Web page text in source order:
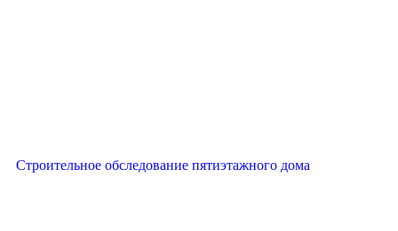
Строительное обследование пятиэтажного дома